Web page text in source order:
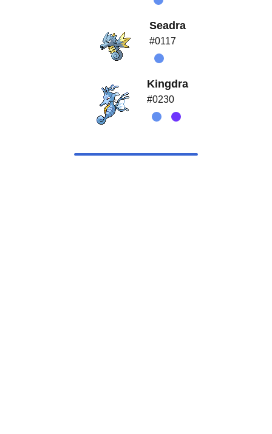
Seadra
#0117
Kingdra
#0230